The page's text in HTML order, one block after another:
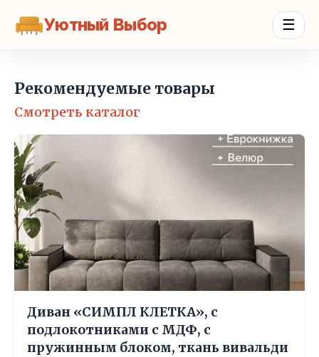
Уютный Выбор ☰
Рекомендуемые товары
Смотреть каталог
Диван «СИМПЛ КЛЕТКА», с
подлокотниками с МДФ, с
пружинным блоком, ткань вивальди